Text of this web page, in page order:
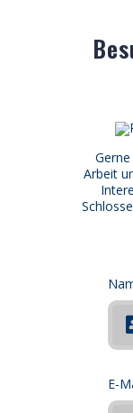
Arbeit
E-